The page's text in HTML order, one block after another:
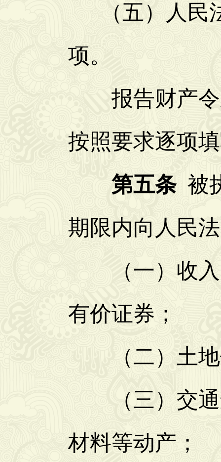
（五）人民
项。
报告财产令
按照要求逐项
第五条 被
期限内向人民
（一）收入
有价证券；
（二）土地
（三）交通
材料等动产；